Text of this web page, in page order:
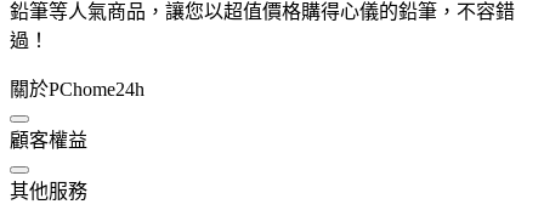
鉛筆等人氣商品，讓您以超值價格購得心儀的鉛筆，不容錯
過！
關於PChome24h
顧客權益
其他服務